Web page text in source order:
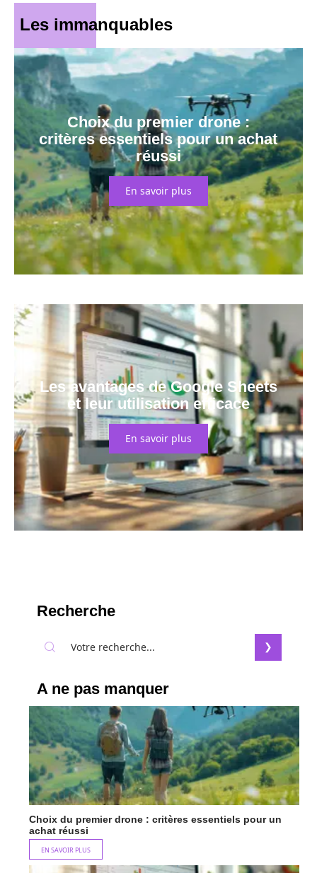
Les immanquables
Choix du premier drone :
critères essentiels pour un achat
réussi
En savoir plus
Les avantages de Google Sheets
et leur utilisation efficace
En savoir plus
Recherche
A ne pas manquer
Choix du premier drone : critères essentiels pour un
achat réussi
EN SAVOIR PLUS